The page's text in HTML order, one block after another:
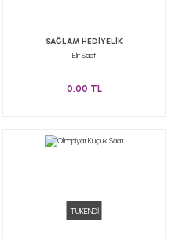
SAĞLAM HEDİYELİK
Elit Saat
0,00 TL
TÜKENDİ